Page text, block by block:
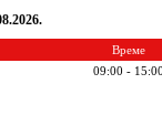
Време
09:00 -